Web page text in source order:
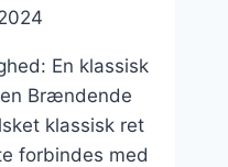
En klassisk
Brændende
klassisk ret
forbindes med